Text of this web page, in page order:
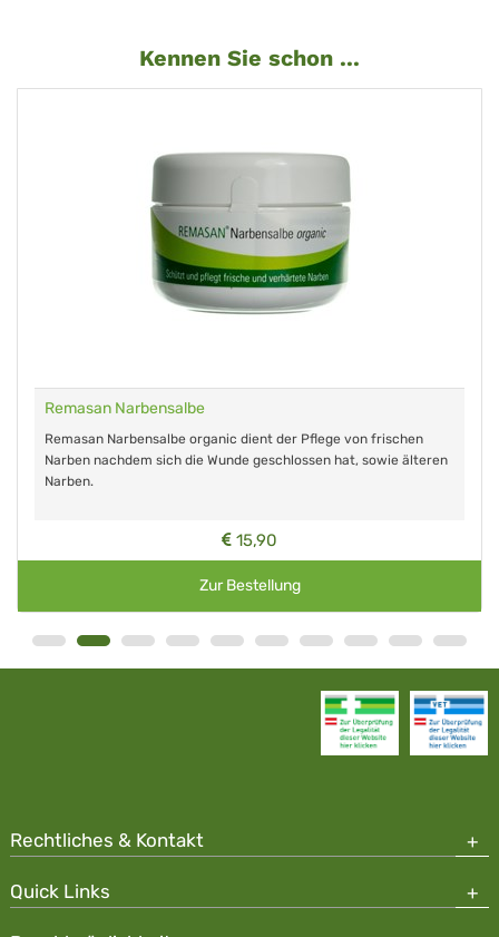
Kennen Sie schon ...
Remasan Narbensalbe
Remasan Narbensalbe organic dient der Pflege von frischen
Narben nachdem sich die Wunde geschlossen hat, sowie älteren
Narben.
15,90
Zur Bestellung
Rechtliches & Kontakt
Quick Links